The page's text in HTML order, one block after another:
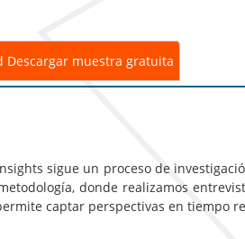
Descargar muestra gratuita
sigue un proceso de
donde realizamos
captar perspectivas en tiempo